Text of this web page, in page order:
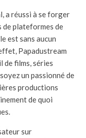
a réussi à se forger
de plateformes de
est sans aucun
Papadustream
films, séries
un passionné de
productions
de quoi
sur